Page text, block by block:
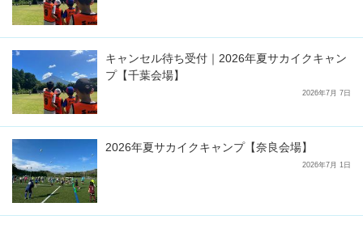
キャンセル待ち受付｜2026年夏サカイクキャン
プ【千葉会場】
2026年7月 7日
2026年夏サカイクキャンプ【奈良会場】
2026年7月 1日